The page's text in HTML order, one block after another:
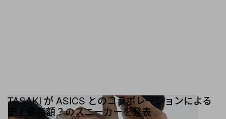
TASAKI が ASICS とのコラボレーションによる
史上最高額？のスニーカーを発表